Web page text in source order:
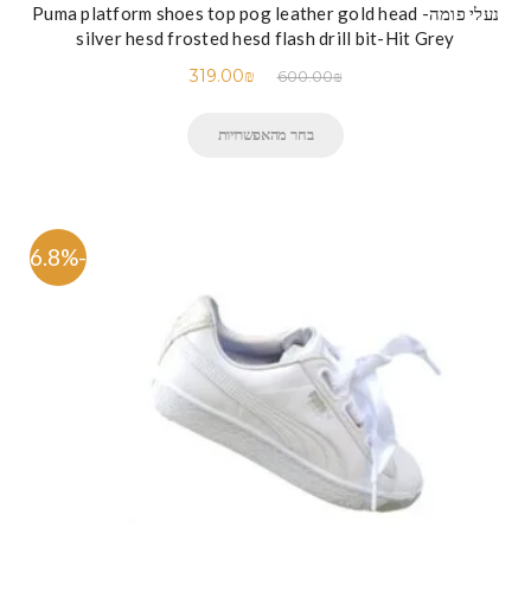
נעלי פומה- Puma platform shoes top pog leather gold head
silver hesd frosted hesd flash drill bit-Hit Grey
600.00₪
319.00₪
בחר מהאפשרויות
-46.8%